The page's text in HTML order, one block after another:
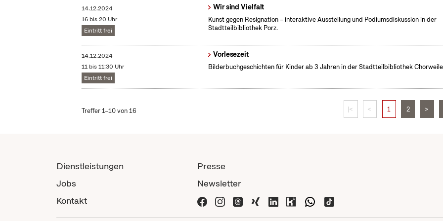
14.12.2024
16 bis 20 Uhr
Eintritt frei
Wir sind Vielfalt
Kunst gegen Resignation – interaktive Ausstellung und Podiumsdiskussion in der
Stadtteilbibliothek Porz.
14.12.2024
11 bis 11:30 Uhr
Eintritt frei
Vorlesezeit
Bilderbuchgeschichten für Kinder ab 3 Jahren in der Stadtteilbibliothek
Treffer 1–10 von 16 |< < 1 2 >
Dienstleistungen
Jobs
Kontakt
Presse
Newsletter